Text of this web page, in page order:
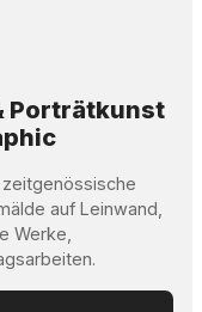
Porträtkunst
auf Leinwand,
Werke,